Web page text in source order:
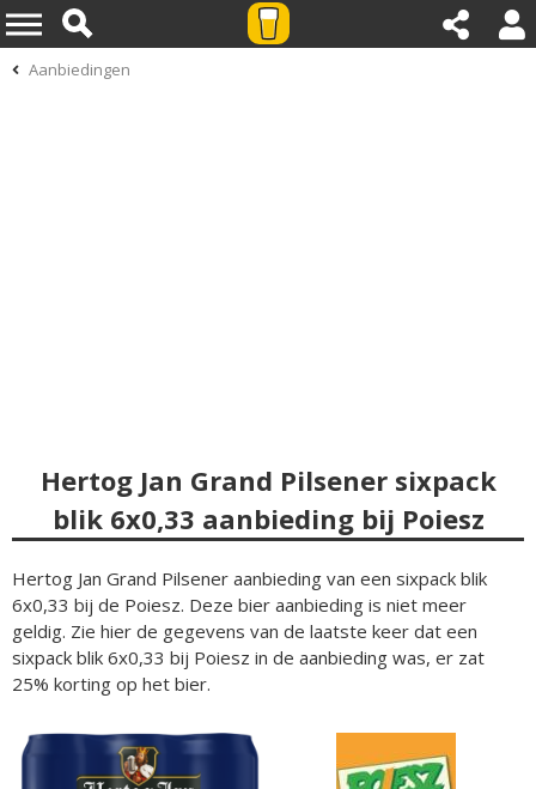
Aanbiedingen
Hertog Jan Grand Pilsener sixpack
blik 6x0,33 aanbieding bij Poiesz
Hertog Jan Grand Pilsener aanbieding van een sixpack blik
6x0,33 bij de Poiesz. Deze bier aanbieding is niet meer
geldig. Zie hier de gegevens van de laatste keer dat een
sixpack blik 6x0,33 bij Poiesz in de aanbieding was, er zat
25% korting op het bier.